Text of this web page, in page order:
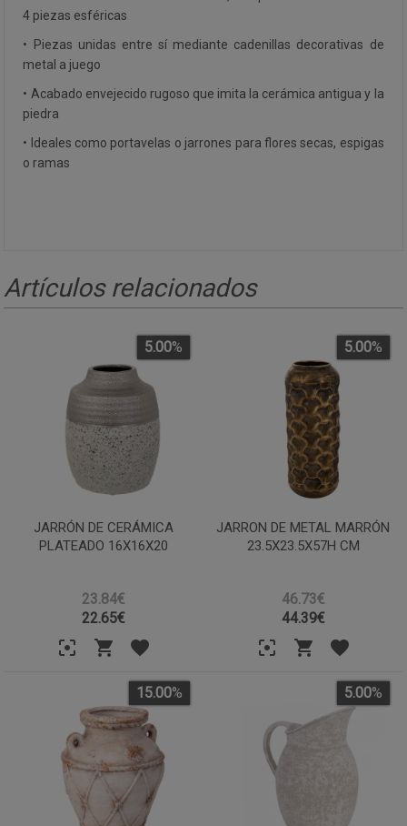
4 piezas esféricas
• Piezas unidas entre sí mediante cadenillas decorativas de
metal a juego
• Acabado envejecido rugoso que imita la cerámica antigua y la
piedra
• Ideales como portavelas o jarrones para flores secas, espigas
o ramas
Artículos relacionados
JARRÓN DE CERÁMICA
PLATEADO 16X16X20
23.84€
5.00%
22.65€
JARRON DE METAL MARRÓN
23.5X23.5X57H CM
46.73€
5.00%
44.39€
15.00% 5.00%